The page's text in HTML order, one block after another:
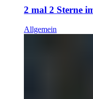
2 mal 2 Sterne
Allgemein